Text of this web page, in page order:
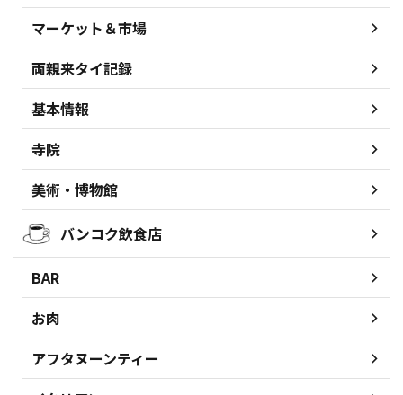
マーケット＆市場
両親来タイ記録
基本情報
寺院
美術・博物館
バンコク飲食店
BAR
お肉
アフタヌーンティー